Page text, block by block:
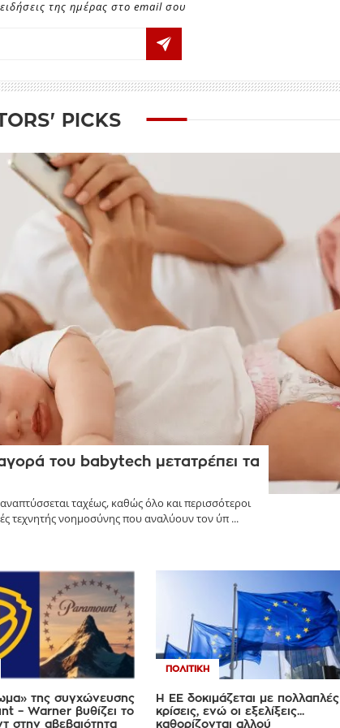
της ημέρας στο email σου
PICKS
του babytech μετατρέπει τα
ταχέως, καθώς όλο και περισσότεροι
τεχνητής νοημοσύνης που αναλύουν τον ύπ ...
της συγχώνευσης
– Warner βυθίζει το
στην αβεβαιότητα
ΠΟΛΙΤΙΚΉ
Η ΕΕ δοκιμάζεται με πολλαπλές
κρίσεις, ενώ οι εξελίξεις...
καθορίζονται αλλού